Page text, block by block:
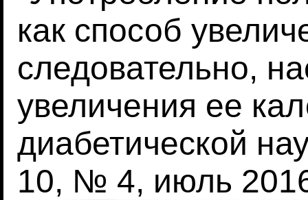
как способ
следовательно,
увеличения ее
диабетической
10, № 4, июль